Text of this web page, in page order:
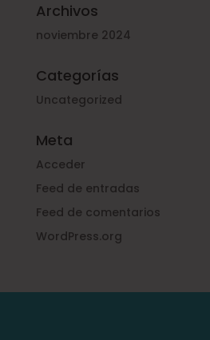
Archivos
noviembre 2024
Categorías
Uncategorized
Meta
Acceder
Feed de entradas
Feed de comentarios
WordPress.org